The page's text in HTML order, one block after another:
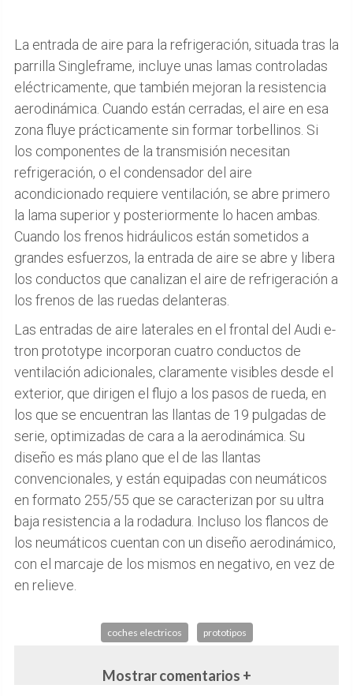
La entrada de aire para la refrigeración, situada tras la
parrilla Singleframe, incluye unas lamas controladas
eléctricamente, que también mejoran la resistencia
aerodinámica. Cuando están cerradas, el aire en esa
zona fluye prácticamente sin formar torbellinos. Si
los componentes de la transmisión necesitan
refrigeración, o el condensador del aire
acondicionado requiere ventilación, se abre primero
la lama superior y posteriormente lo hacen ambas.
Cuando los frenos hidráulicos están sometidos a
grandes esfuerzos, la entrada de aire se abre y libera
los conductos que canalizan el aire de refrigeración a
los frenos de las ruedas delanteras.
Las entradas de aire laterales en el frontal del Audi e-
tron prototype incorporan cuatro conductos de
ventilación adicionales, claramente visibles desde el
exterior, que dirigen el flujo a los pasos de rueda, en
los que se encuentran las llantas de 19 pulgadas de
serie, optimizadas de cara a la aerodinámica. Su
diseño es más plano que el de las llantas
convencionales, y están equipadas con neumáticos
en formato 255/55 que se caracterizan por su ultra
baja resistencia a la rodadura. Incluso los flancos de
los neumáticos cuentan con un diseño aerodinámico,
con el marcaje de los mismos en negativo, en vez de
en relieve.
coches electricos prototipos
Mostrar comentarios +